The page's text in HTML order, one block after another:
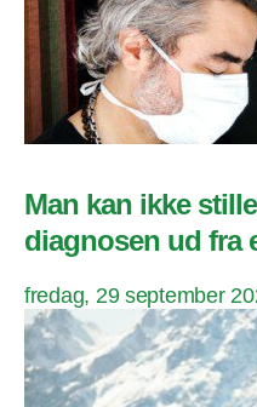
Man kan ikke
diagnosen ud fra
fredag, 29 september